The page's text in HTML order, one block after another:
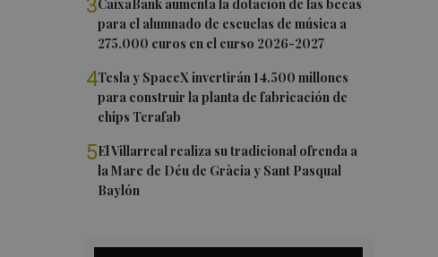
3CaixaBank aumenta la dotación de las becas
para el alumnado de escuelas de música a
275.000 euros en el curso 2026-2027
4Tesla y SpaceX invertirán 14.500 millones
para construir la planta de fabricación de
chips Terafab
5El Villarreal realiza su tradicional ofrenda a
la Mare de Déu de Gràcia y Sant Pasqual
Baylón